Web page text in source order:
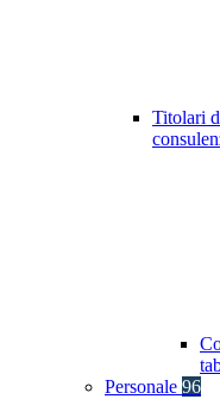
Titolari
Personale 96